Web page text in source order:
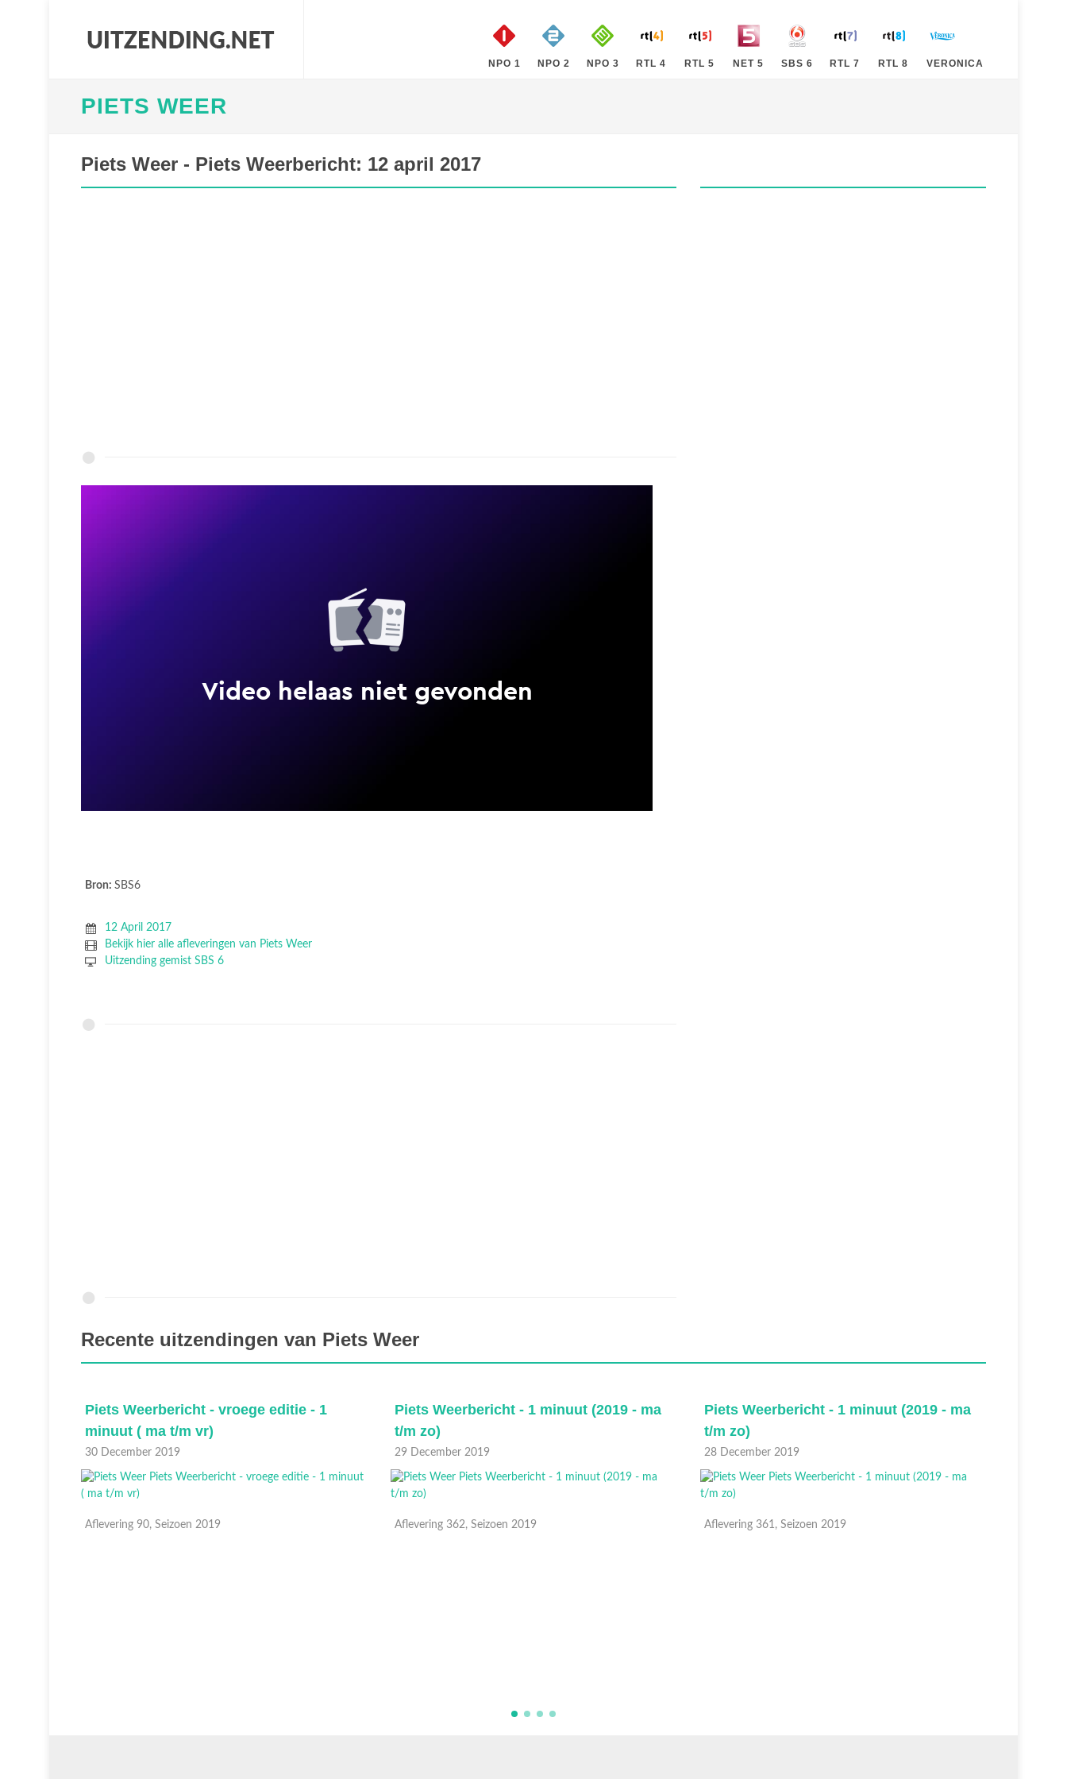
NPO 1 NPO 2 NPO 3 RTL 4 RTL 5 NET 5 SBS 6 RTL 7 RTL 8 VERONICA
PIETS WEER
Piets Weer - Piets Weerbericht: 12 april 2017
Bron: SBS6
12 April 2017
Bekijk hier alle afleveringen van Piets Weer
Uitzending gemist SBS 6
Recente uitzendingen van Piets Weer
Piets Weerbericht - vroege editie - 1
minuut ( ma t/m vr)
30 December 2019
Aflevering 90, Seizoen 2019
Piets Weerbericht - 1 minuut (2019 - ma
t/m zo)
29 December 2019
Aflevering 362, Seizoen 2019
Piets Weerbericht - 1 minuut (2019 - ma
t/m zo)
28 December 2019
Aflevering 361, Seizoen 2019